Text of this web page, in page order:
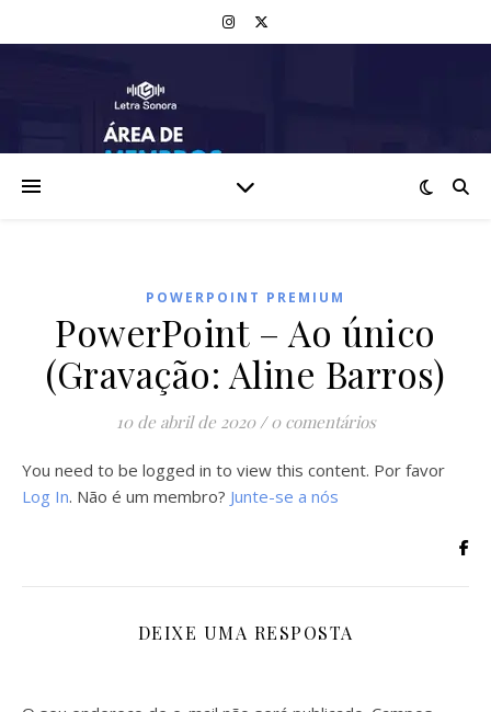
POWERPOINT PREMIUM
PowerPoint – Ao único
(Gravação: Aline Barros)
10 de abril de 2020 / 0 comentários
You need to be logged in to view this content. Por favor
Log In. Não é um membro? Junte-se a nós
DEIXE UMA RESPOSTA